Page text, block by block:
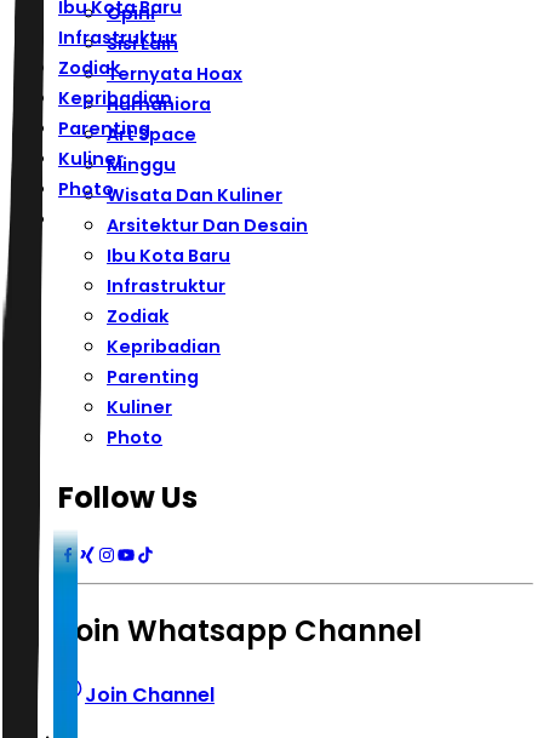
Ibu Kota Baru
Infrastruktur
Zodiak
Kepribadian
Parenting
Kuliner
Photo
Opini
Sisi Lain
Ternyata Hoax
Humaniora
Art Space
Minggu
Wisata Dan Kuliner
Arsitektur Dan Desain
Ibu Kota Baru
Infrastruktur
Zodiak
Kepribadian
Parenting
Kuliner
Photo
Follow Us
Join Whatsapp Channel
Join Channel